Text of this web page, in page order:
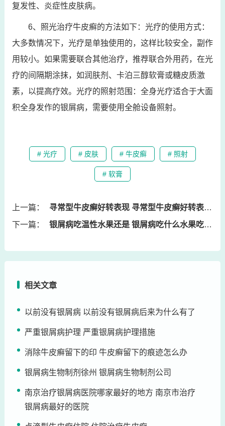
复发性、炎症性皮肤病。
6、照光治疗牛皮癣的方法如下：光疗的使用方式：
大多数情况下，光疗是单独使用的，这样比较安全，副作
用较小。如果需要联合其他治疗，推荐联合外用药，在光
疗的间隔期涂抹，如润肤剂、卡泊三醇软膏或糖皮质激
素，以提高疗效。光疗的照射范围：全身光疗适合于大面
积全身发作的银屑病，需要使用全舱设备照射。
# 光疗 # 皮肤 # 牛皮癣 # 照射
# 软膏
上一篇：
寻常型牛皮癣好转表现 寻常型牛皮癣好转表现有哪些
下一篇：
银屑病吃温性水果还是 银屑病吃什么水果吃什么食物
相关文章
以前没有银屑病 以前没有银屑病后来为什么有了
严重银屑病护理 严重银屑病护理措施
消除牛皮癣留下的印 牛皮癣留下的痕迹怎么办
银屑病生物制剂徐州 银屑病生物制剂公司
南京治疗银屑病医院哪家最好的地方 南京市治疗
银屑病最好的医院